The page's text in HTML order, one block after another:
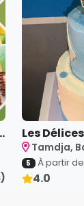
)
Les
Tamdja,
5 À partir de
4.0